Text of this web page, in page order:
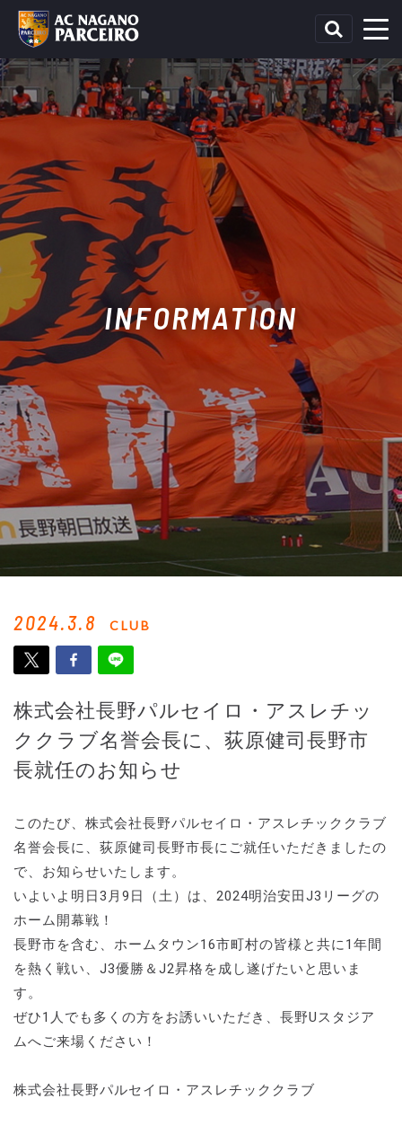
INFORMATION
2024.3.8 CLUB
株式会社長野パルセイロ・アスレチッ
ククラブ名誉会長に、荻原健司長野市
長就任のお知らせ
このたび、株式会社長野パルセイロ・アスレチッククラブ
名誉会長に、荻原健司長野市長にご就任いただきましたの
で、お知らせいたします。
いよいよ明日3月9日（土）は、2024明治安田J3リーグの
ホーム開幕戦！
長野市を含む、ホームタウン16市町村の皆様と共に1年間
を熱く戦い、J3優勝＆J2昇格を成し遂げたいと思いま
す。
ぜひ1人でも多くの方をお誘いいただき、長野Uスタジア
ムへご来場ください！
株式会社長野パルセイロ・アスレチッククラブ